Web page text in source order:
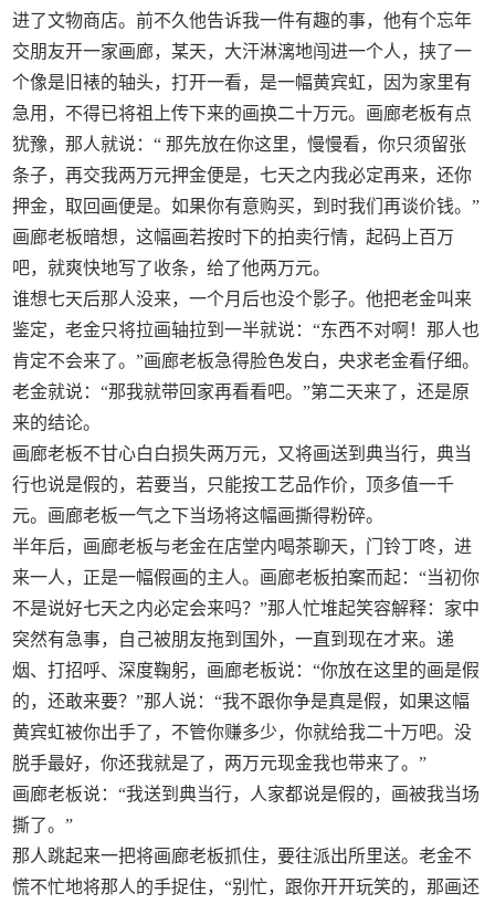
进了文物商店。前不久他告诉我一件有趣的事，他有个忘年
交朋友开一家画廊，某天，大汗淋漓地闯进一个人，挟了一
个像是旧裱的轴头，打开一看，是一幅黄宾虹，因为家里有
急用，不得已将祖上传下来的画换二十万元。画廊老板有点
犹豫，那人就说：“ 那先放在你这里，慢慢看，你只须留张
条子，再交我两万元押金便是，七天之内我必定再来，还你
押金，取回画便是。如果你有意购买，到时我们再谈价钱。”
画廊老板暗想，这幅画若按时下的拍卖行情，起码上百万
吧，就爽快地写了收条，给了他两万元。
谁想七天后那人没来，一个月后也没个影子。他把老金叫来
鉴定，老金只将拉画轴拉到一半就说：“东西不对啊！那人也
肯定不会来了。”画廊老板急得脸色发白，央求老金看仔细。
老金就说：“那我就带回家再看看吧。”第二天来了，还是原
来的结论。
画廊老板不甘心白白损失两万元，又将画送到典当行，典当
行也说是假的，若要当，只能按工艺品作价，顶多值一千
元。画廊老板一气之下当场将这幅画撕得粉碎。
半年后，画廊老板与老金在店堂内喝茶聊天，门铃丁咚，进
来一人，正是一幅假画的主人。画廊老板拍案而起：“当初你
不是说好七天之内必定会来吗？”那人忙堆起笑容解释：家中
突然有急事，自己被朋友拖到国外，一直到现在才来。递
烟、打招呼、深度鞠躬，画廊老板说：“你放在这里的画是假
的，还敢来要？”那人说：“我不跟你争是真是假，如果这幅
黄宾虹被你出手了，不管你赚多少，你就给我二十万吧。没
脱手最好，你还我就是了，两万元现金我也带来了。”
画廊老板说：“我送到典当行，人家都说是假的，画被我当场
撕了。”
那人跳起来一把将画廊老板抓住，要往派出所里送。老金不
慌不忙地将那人的手捉住，“别忙，跟你开开玩笑的，那画还